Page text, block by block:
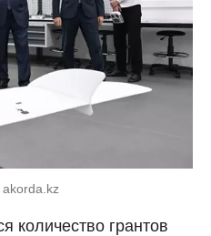
количество грантов